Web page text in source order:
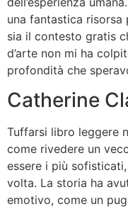
una fantastica risorsa
sia il contesto gratis
d’arte non mi ha
profondità che
Catherine
Tuffarsi libro leggere
come rivedere un
essere i più
volta. La storia ha
emotivo, come un